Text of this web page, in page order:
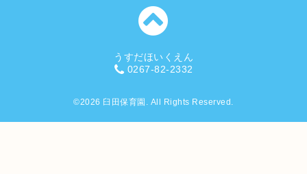
うすだほいくえん
0267-82-2332
©2026 臼田保育園 . All Rights Reserved.